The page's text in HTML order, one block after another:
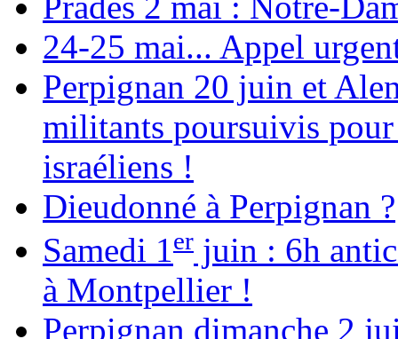
24-25 mai... Appel
Perpignan 20 juin et
militants poursuivis
israéliens !
Dieudonné à Perpignan ?
Samedi 1 er juin : 6h
à Montpellier !
Perpignan dimanche 2